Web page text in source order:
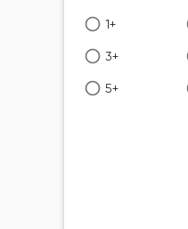
1+
3+
5+